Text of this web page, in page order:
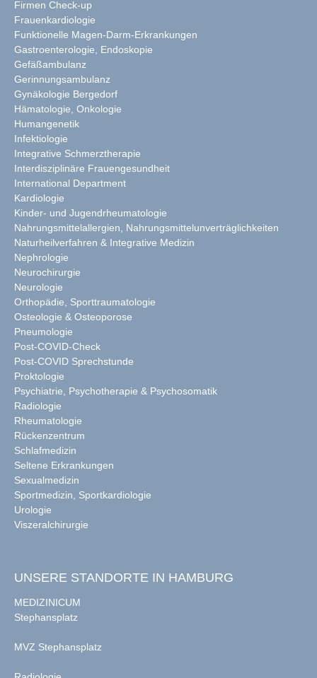
Firmen Check-up
Frauenkardiologie
Funktionelle Magen-Darm-Erkrankungen
Gastroenterologie, Endoskopie
Gefäßambulanz
Gerinnungsambulanz
Gynäkologie Bergedorf
Hämatologie, Onkologie
Humangenetik
Infektiologie
Integrative Schmerztherapie
Interdisziplinäre Frauengesundheit
International Department
Kardiologie
Kinder- und Jugendrheumatologie
Nahrungsmittelallergien, Nahrungsmittelunverträglichkeiten
Naturheilverfahren & Integrative Medizin
Nephrologie
Neurochirurgie
Neurologie
Orthopädie, Sporttraumatologie
Osteologie & Osteoporose
Pneumologie
Post-COVID-Check
Post-COVID Sprechstunde
Proktologie
Psychiatrie, Psychotherapie & Psychosomatik
Radiologie
Rheumatologie
Rückenzentrum
Schlafmedizin
Seltene Erkrankungen
Sexualmedizin
Sportmedizin, Sportkardiologie
Urologie
Viszeralchirurgie
UNSERE STANDORTE IN HAMBURG
MEDIZINICUM
Stephansplatz
MVZ Stephansplatz